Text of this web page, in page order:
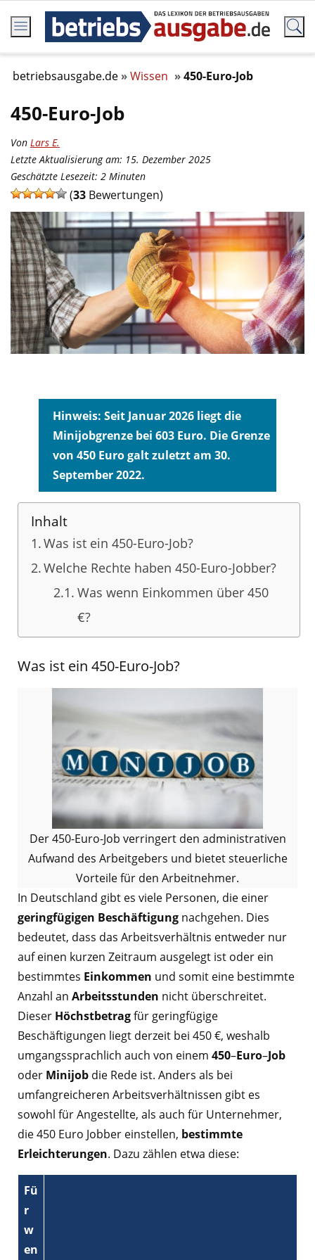
betriebsausgabe.de Wissen 450-Euro-Job
450-Euro-Job
Von Lars E.
Letzte Aktualisierung am: 15. Dezember 2025
Geschätzte Lesezeit: 2 Minuten
(33 Bewertungen)
Hinweis: Seit Januar 2026 liegt die
Minijobgrenze bei 603 Euro. Die Grenze
von 450 Euro galt zuletzt am 30.
September 2022.
Inhalt
Was ist ein 450-Euro-Job?
Welche Rechte haben 450-Euro-Jobber?
Was wenn Einkommen über 450
€?
Was ist ein 450-Euro-Job?
Der 450-Euro-Job verringert den administrativen
Aufwand des Arbeitgebers und bietet steuerliche
Vorteile für den Arbeitnehmer.
In Deutschland gibt es viele Personen, die einer
geringfügigen Beschäftigung nachgehen. Dies
bedeutet, dass das Arbeitsverhältnis entweder nur
auf einen kurzen Zeitraum ausgelegt ist oder ein
bestimmtes Einkommen und somit eine bestimmte
Anzahl an Arbeitsstunden nicht überschreitet.
Dieser Höchstbetragfür geringfügige
Beschäftigungen liegt derzeit bei 450 €, weshalb
umgangssprachlich auch von einem 450–Euro–Job
oder Minijob die Rede ist. Anders als bei
umfangreicheren Arbeitsverhältnissen gibt es
sowohl für Angestellte, als auch für Unternehmer,
die 450 Euro Jobber einstellen, bestimmte
Erleichterungen. Dazu zählen etwa diese:
Fü
r
w
en